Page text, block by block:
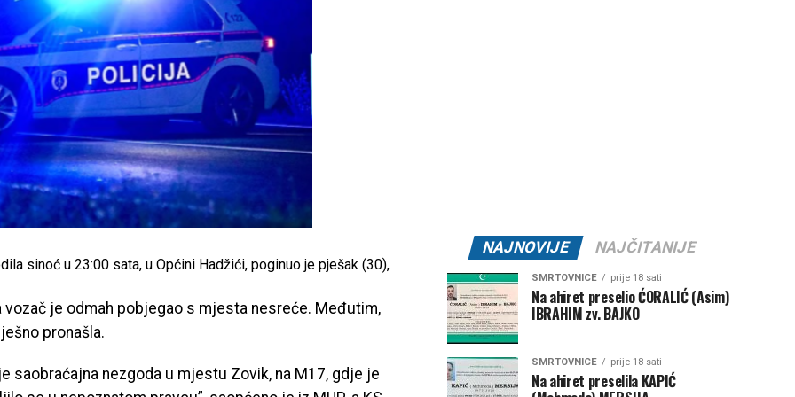
sinoć u 23:00 sata, u Općini Hadžići, poginuo je pješak (30),
je odmah pobjegao s mjesta nesreće. Međutim,
pronašla.
saobraćajna nezgoda u mjestu Zovik, na M17, gdje je
NAJNOVIJE NAJČITANIJE
SMRTOVNICE prije 18 sati
Na ahiret preselio ĆORALIĆ (Asim)
IBRAHIM zv. BAJKO
SMRTOVNICE prije 18 sati
Na ahiret preselila KAPIĆ